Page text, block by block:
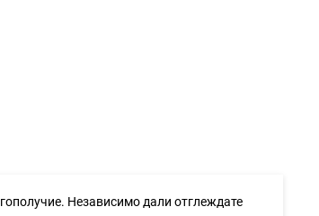
Независимо дали отглеждате